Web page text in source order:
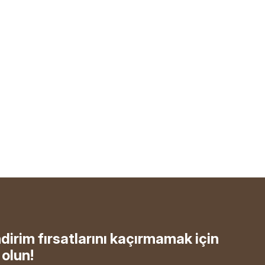
fırsatlarını kaçırmamak için